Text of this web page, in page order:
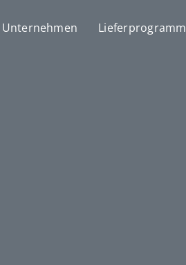
Unternehmen Lieferprogramm